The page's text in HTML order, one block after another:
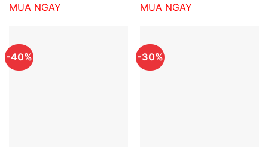
3,553,200₫.
MUA NGAY
3,850,000₫.
MUA NGAY
-40% -30%